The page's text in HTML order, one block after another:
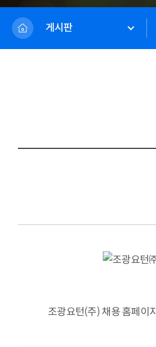
게시판
조광요턴(주) 채용 홈페이지